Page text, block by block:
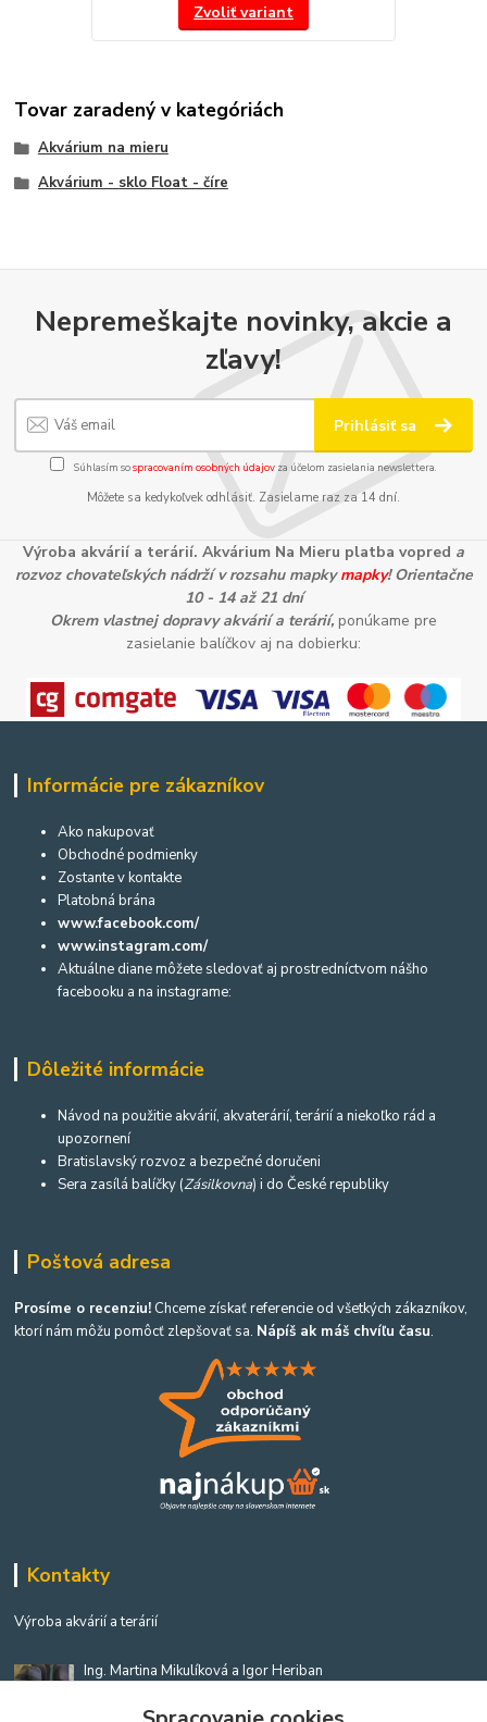
Zvoliť variant
Tovar zaradený v kategóriách
Akvárium na mieru
Akvárium - sklo Float - číre
Nepremeškajte novinky, akcie a
zľavy!
Prihlásiť sa
Súhlasím sospracovaním osobných údajov za účelom zasielania newslettera.
Môžete sa kedykoľvek odhlásiť. Zasielame raz za 14 dní.
Výroba akvárií a terárií. Akvárium Na Mieru platba vopred a
rozvoz chovateľských nádrží v rozsahu mapkymapky! Orientačne
10 - 14 až 21 dní
Okrem vlastnej dopravy akvárií a terárií, ponúkame pre
zasielanie balíčkov aj na dobierku:
Informácie pre zákazníkov
Ako nakupovať
Obchodné podmienky
Zostante v kontakte
Platobná brána
www.facebook.com/
www.instagram.com/
Aktuálne diane môžete sledovať aj prostredníctvom nášho
facebooku a na instagrame:
Dôležité informácie
Návod na použitie akvárií, akvaterárií, terárií a niekoľko rád a
upozornení
Bratislavský rozvoz a bezpečné doručeni
Sera zasílá balíčky (Zásilkovna) i do České republiky
Poštová adresa
Prosíme o recenziu! Chceme získať referencie od všetkých zákazníkov,
ktorí nám môžu pomôcť zlepšovať sa. Nápíš ak máš chvíľu času.
Kontakty
Výroba akvárií a terárií
Ing. Martina Mikulíková a Igor Heriban
(Po-Pia, 8-16 hod.)